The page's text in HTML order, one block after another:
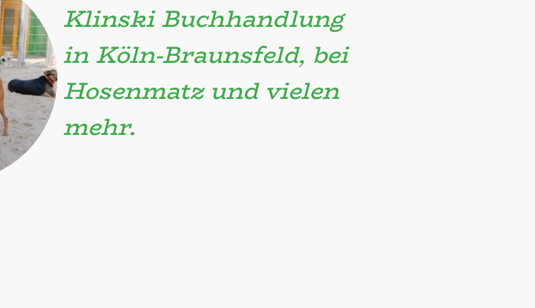
Klinski Buchhandlung
in Köln-Braunsfeld, bei
Hosenmatz und vielen
mehr.